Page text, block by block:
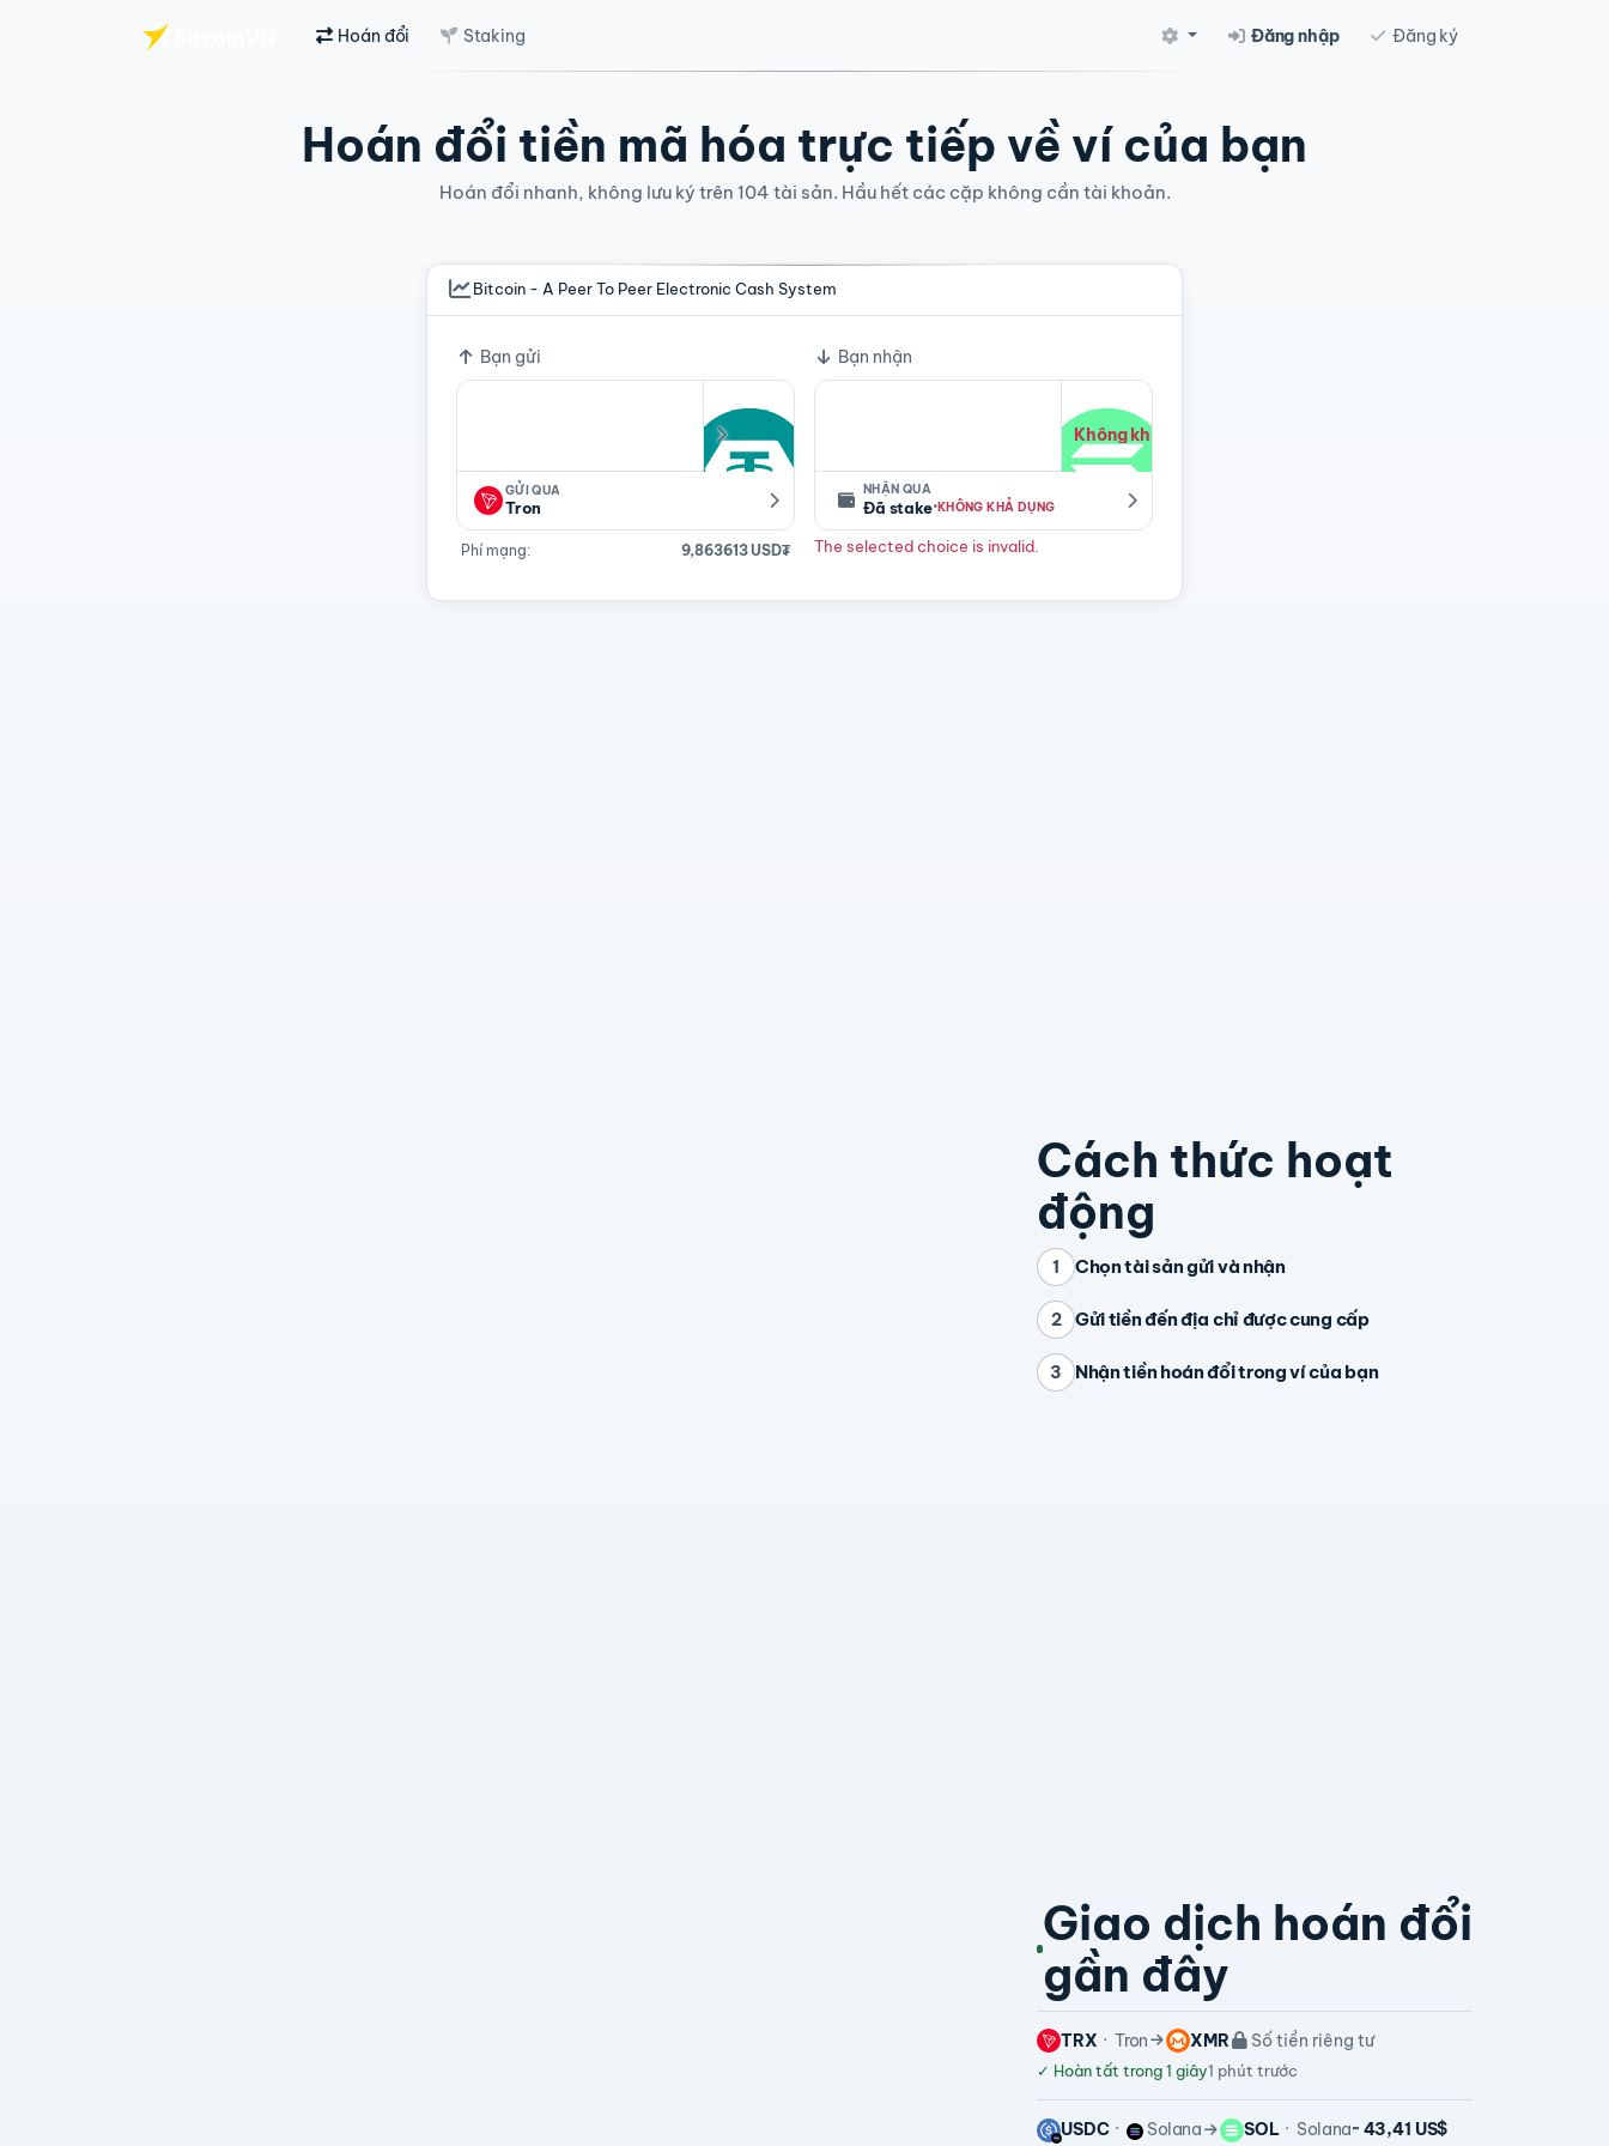
Hoán đổi Staking Đăng nhập Đăng ký
Hoán đổi tiền mã hóa trực tiếp về ví của bạn
Hoán đổi nhanh, không lưu ký trên 104 tài sản. Hầu hết các cặp không cần tài khoản.
Tỷ giá
Bitcoin - A Peer To Peer Electronic Cash System
Bạn gửi
GỬI QUA
Tron
Phí mạng: 9,863613 USD₮
Bạn nhận
Không khả dụng
NHẬN QUA
Đã stake·KHÔNG KHẢ DỤNG
The selected choice is invalid.
Cách thức hoạt
động
1 Chọn tài sản gửi và nhận
2 Gửi tiền đến địa chỉ được cung cấp
3 Nhận tiền hoán đổi trong ví của bạn
Giao dịch hoán đổi
gần đây
TRX Tron XMR Số tiền riêng tư
✓ Hoàn tất trong 1 giây1 phút trước
USDC Solana SOL Solana~ 43,41 US$